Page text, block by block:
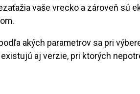
vaše vrecko a zároveň sú
akých parametrov sa pri
aj verzie, pri ktorých